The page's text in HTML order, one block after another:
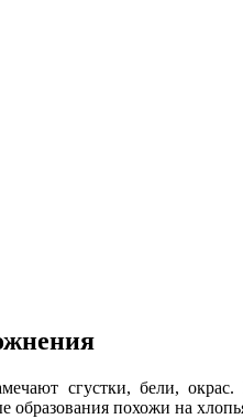
сгустки, бели,
образования похожи на